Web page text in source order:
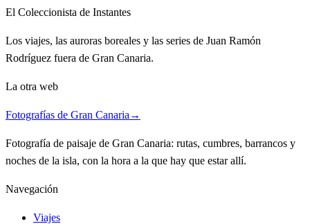
El Coleccionista de Instantes
Los viajes, las auroras boreales y las series de Juan Ramón
Rodríguez fuera de Gran Canaria.
La otra web
Fotografías de Gran Canaria →
Fotografía de paisaje de Gran Canaria: rutas, cumbres, barrancos y
noches de la isla, con la hora a la que hay que estar allí.
Navegación
Viajes